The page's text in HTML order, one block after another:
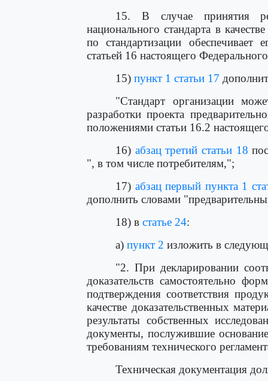
15. В случае принятия
национального стандарта в
по стандартизации обеспечивает
статьей 16 настоящего
15) пункт 1 статьи 17
"Стандарт организации
разработки проекта
положениями статьи 16.2
16) абзац третий статьи 18
", в том числе потребителям,";
17) абзац первый пункта 1
дополнить словами
18) в статье 24:
а) пункт 2 изложить в
"2. При декларировании
доказательств самостоятельно
подтверждения соответствия
качестве доказательственных
результаты собственных
документы, послужившие
требованиям технического
Техническая документация